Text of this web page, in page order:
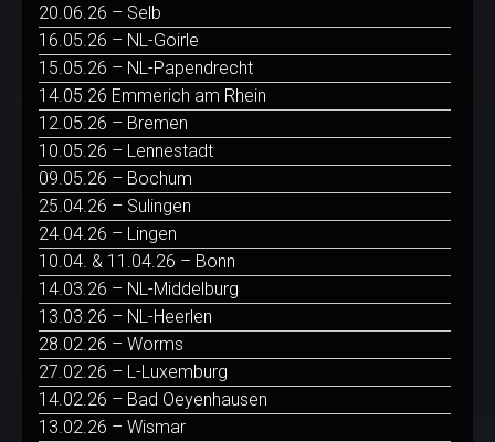
20.06.26 – Selb
16.05.26 – NL-Goirle
15.05.26 – NL-Papendrecht
14.05.26 Emmerich am Rhein
12.05.26 – Bremen
10.05.26 – Lennestadt
09.05.26 – Bochum
25.04.26 – Sulingen
24.04.26 – Lingen
10.04. & 11.04.26 – Bonn
14.03.26 – NL-Middelburg
13.03.26 – NL-Heerlen
28.02.26 – Worms
27.02.26 – L-Luxemburg
14.02.26 – Bad Oeyenhausen
13.02.26 – Wismar